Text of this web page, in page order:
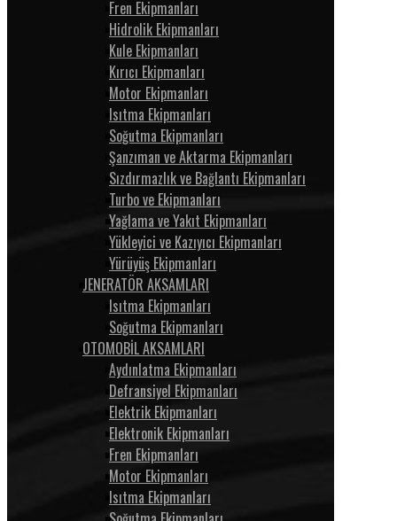
Fren Ekipmanları
Hidrolik Ekipmanları
Kule Ekipmanları
Kırıcı Ekipmanları
Motor Ekipmanları
Isıtma Ekipmanları
Soğutma Ekipmanları
Şanzıman ve Aktarma Ekipmanları
Sızdırmazlık ve Bağlantı Ekipmanları
Turbo ve Ekipmanları
Yağlama ve Yakıt Ekipmanları
Yükleyici ve Kazıyıcı Ekipmanları
Yürüyüş Ekipmanları
JENERATÖR AKSAMLARI
Isıtma Ekipmanları
Soğutma Ekipmanları
OTOMOBİL AKSAMLARI
Aydınlatma Ekipmanları
Defransiyel Ekipmanları
Elektrik Ekipmanları
Elektronik Ekipmanları
Fren Ekipmanları
Motor Ekipmanları
Isıtma Ekipmanları